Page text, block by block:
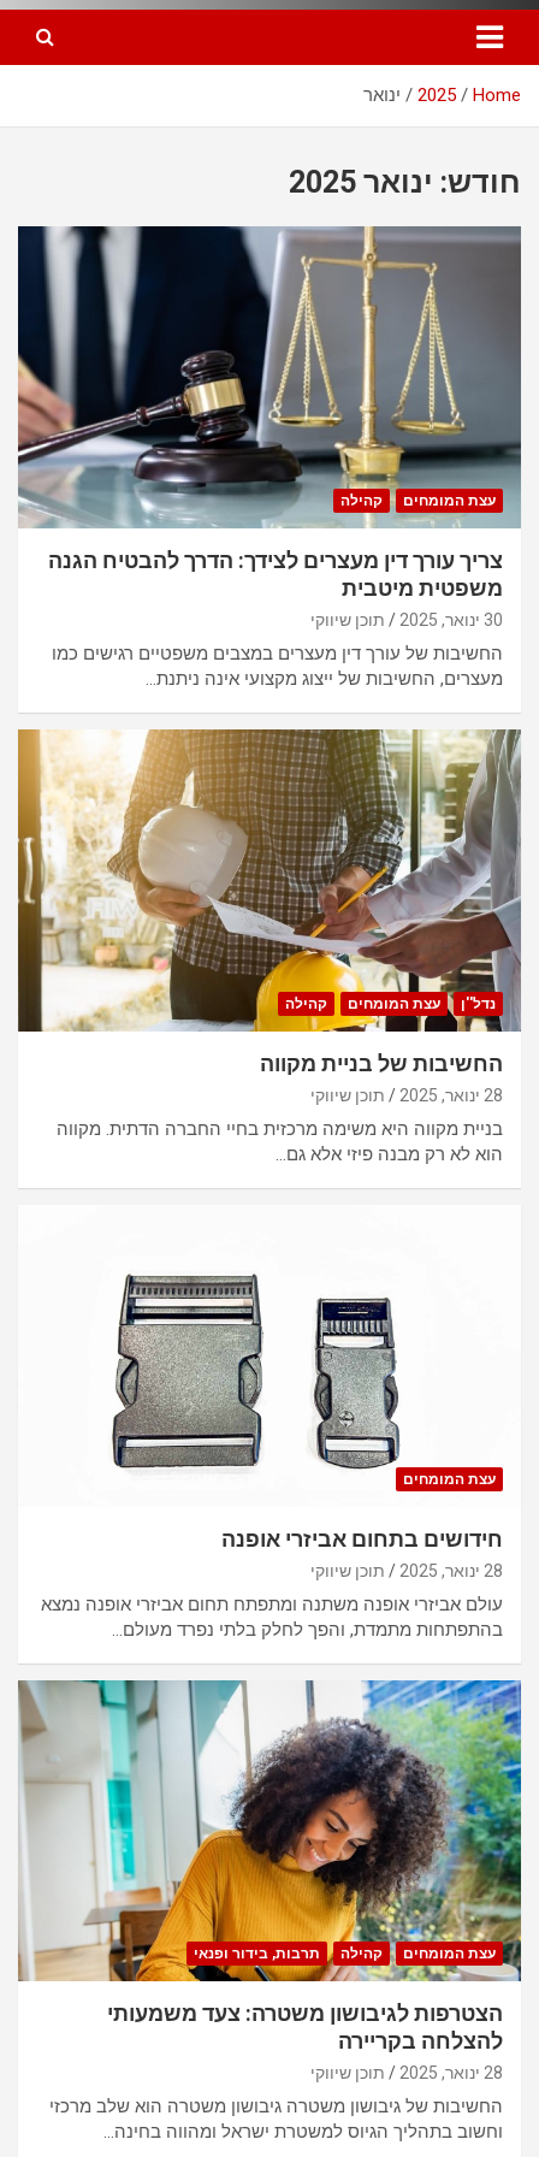
Home
2025 ינואר
חודש: ינואר 2025
עצת המומחים קהילה
צריך עורך דין מעצרים לצידך: הדרך להבטיח הגנה
משפטית מיטבית
30 ינואר, 2025 תוכן שיווקי
החשיבות של עורך דין מעצרים במצבים משפטיים רגישים כמו
מעצרים, החשיבות של ייצוג מקצועי אינה ניתנת…
נדל''ן עצת המומחים קהילה
החשיבות של בניית מקווה
28 ינואר, 2025 תוכן שיווקי
בניית מקווה היא משימה מרכזית בחיי החברה הדתית. מקווה
הוא לא רק מבנה פיזי אלא גם…
עצת המומחים
חידושים בתחום אביזרי אופנה
28 ינואר, 2025 תוכן שיווקי
עולם אביזרי אופנה משתנה ומתפתח תחום אביזרי אופנה נמצא
בהתפתחות מתמדת, והפך לחלק בלתי נפרד מעולם…
עצת המומחים קהילה תרבות, בידור ופנאי
הצטרפות לגיבושון משטרה: צעד משמעותי
להצלחה בקריירה
28 ינואר, 2025 תוכן שיווקי
החשיבות של גיבושון משטרה גיבושון משטרה הוא שלב מרכזי
וחשוב בתהליך הגיוס למשטרת ישראל ומהווה בחינה…